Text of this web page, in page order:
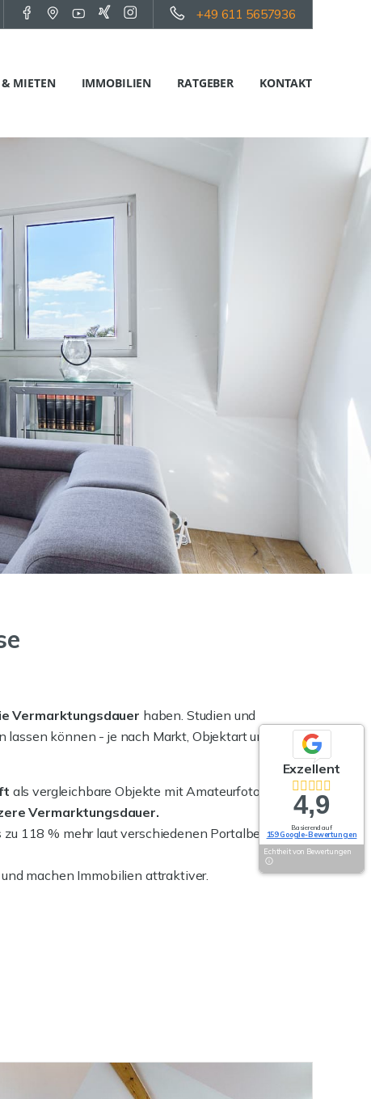
+49 611 5657936
MIETEN IMMOBILIEN RATGEBER KONTAKT
Vermarktungsdauer haben. Studien und
lassen können - je nach Markt, Objektart und
als vergleichbare Objekte mit Amateurfotos.
Vermarktungsdauer.
118 % mehr laut verschiedenen Portalbetreibern
machen Immobilien attraktiver.
Exzellent
4,9
Basierend auf
159 Google-Bewertungen
Echtheit von Bewertungen